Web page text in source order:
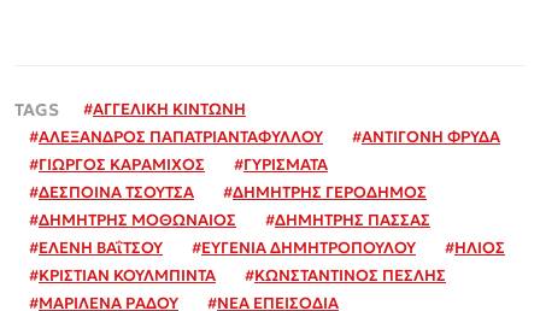
#ΑΓΓΕΛΙΚΗ ΚΙΝΤΩΝΗ
#ΑΛΕΞΑΝΔΡΟΣ ΠΑΠΑΤΡΙΑΝΤΑΦΥΛΛΟΥ #ΑΝΤΙΓΟΝΗ ΦΡΥΔΑ
#ΓΙΩΡΓΟΣ ΚΑΡΑΜΙΧΟΣ #ΓΥΡΙΣΜΑΤΑ
#ΔΕΣΠΟΙΝΑ ΤΣΟΥΤΣΑ #ΔΗΜΗΤΡΗΣ ΓΕΡΟΔΗΜΟΣ
#ΔΗΜΗΤΡΗΣ ΜΟΘΩΝΑΙΟΣ #ΔΗΜΗΤΡΗΣ ΠΑΣΣΑΣ
#ΕΛΕΝΗ ΒΑΐΤΣΟΥ #ΕΥΓΕΝΙΑ ΔΗΜΗΤΡΟΠΟΥΛΟΥ #ΗΛΙΟΣ
#ΚΡΙΣΤΙΑΝ ΚΟΥΛΜΠΙΝΤΑ #ΚΩΝΣΤΑΝΤΙΝΟΣ ΠΕΣΛΗΣ
#ΜΑΡΙΛΕΝΑ ΡΑΔΟΥ #ΝΕΑ ΕΠΕΙΣΟΔΙΑ